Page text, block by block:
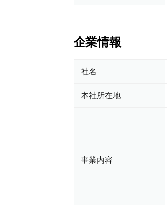
企業情報
社名
本社所在地
事業内容